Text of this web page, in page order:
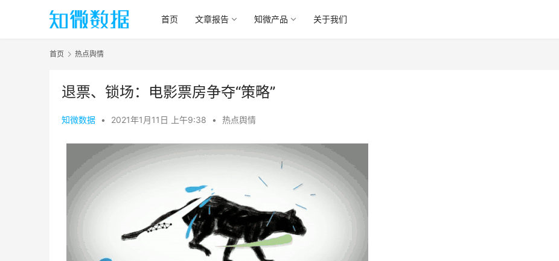
首页 文章报告 知微产品 关于我们
首页 热点舆情
退票、锁场：电影票房争夺“策略”
知微数据 • 2021年1月11日 上午9:38 • 热点舆情